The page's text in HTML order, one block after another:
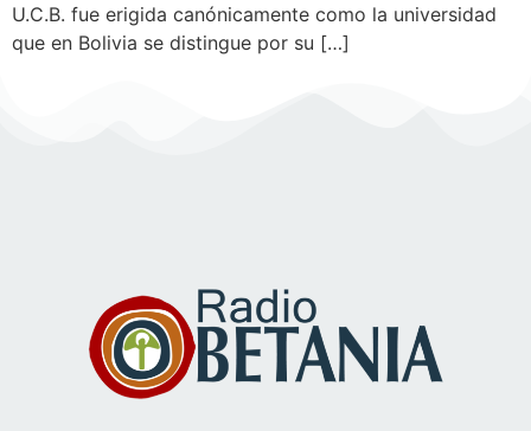
U.C.B. fue erigida canónicamente como la universidad
que en Bolivia se distingue por su […]